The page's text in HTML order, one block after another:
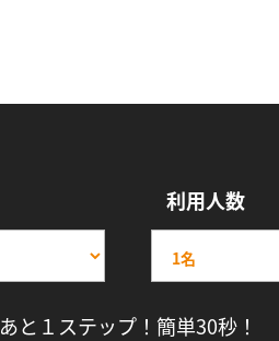
利用人数
あと１ステップ！簡単30秒！